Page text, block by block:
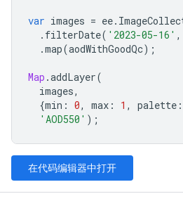
var images = ee.
. filterDate( '2023-05-16' ,
.map(aodWithGoodQc);
Map .addLayer(
images,
{min : 0, max : 1 , palette :
'AOD550' );
在代码编辑器中打开